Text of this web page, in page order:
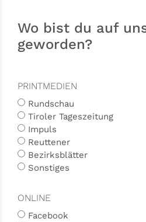
Wo bist du auf
geworden?
PRINTMEDIEN
Rundschau
Tiroler Tageszeitung
Impuls
Reuttener
Bezirksblätter
Sonstiges
ONLINE
Facebook